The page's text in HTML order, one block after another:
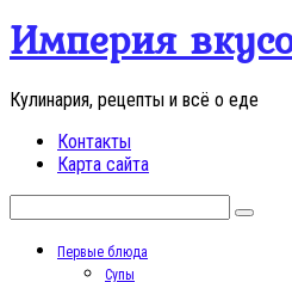
Перейти
контенту
Империя
Кулинария, рецепты и всё о еде
Контакты
Карта сайта
Первые блюда
Супы